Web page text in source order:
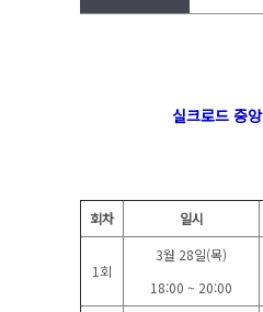
실크로드 중
회차 일시
1회
3월 28일(목)
18:00 ~ 20:00